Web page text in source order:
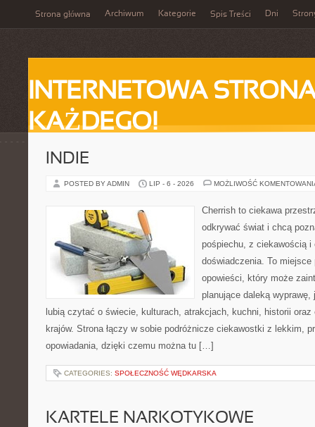
Strona główna Archiwum Kategorie Spis Treści Dni
INTERNETOWA
KAŻDEGO!
INDIE
POSTED BY ADMIN LIP - 6 - 2026 MOŻLIWOŚĆ
Cherrish to ciekawa
odkrywać świat i chcą
pośpiechu, z ciekawością i
doświadczenia. To miejsce
opowieści, który może
planujące daleką
lubią czytać o świecie, kulturach, atrakcjach, kuchni, historii
krajów. Strona łączy w sobie podróżnicze ciekawostki z lekkim,
opowiadania, dzięki czemu można tu […]
CATEGORIES: SPOŁECZNOŚĆ WĘDKARSKA
KARTELE NARKOTYKOWE